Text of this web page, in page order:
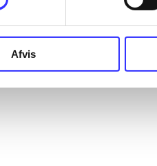
Afvis
...